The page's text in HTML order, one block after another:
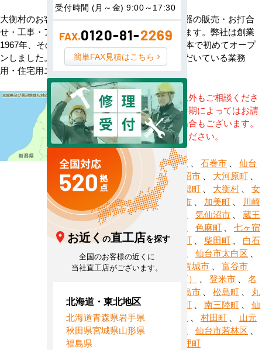
大衡村のお客様へハウジングエアコン・空調機器の販売・お打合
せ・工事・アフターサービスまで一貫して承ります。弊社は創業
1967年、その信頼を基に空調のネット販売を日本で初めてオープ
ンしました。以来、皆様にご信頼・ご愛顧いただいている業務
用・住宅用エアコンのオンラインショップです。
※記載地域以外もご相談くださ
い。地域・時期によってはお請
けできない場合もございます。
直接ご相談ください。
仙台市青葉区 石巻市
仙台
市泉区、 岩沼市 大河原町
大崎市、 大郷町 大衡村
女
川町、 角田市 加美町
川崎
町、 栗原市 気仙沼市
蔵王
色麻町
七ヶ宿
町、七ヶ浜町 柴田町
白石
市、 仙台市太白区
大和町
多賀城市
富谷市
（旧・富谷町）
登米市
名
東松島市 松島町
丸
森町
美里町 南三陸町
仙
台市宮城野区
村田町
山元
町
仙台市若林区
亘理町
受付時間 (月～金) 9:00～17:30
FAX.0120-81-2269
簡単FAX見積はこちら
お近くの直工店を探す
全国のお客様の近くに
当社直工店がございます。
北海道・東北地区
北海道青森県岩手県
秋田県宮城県山形県
福島県